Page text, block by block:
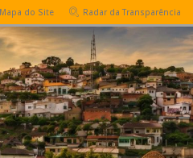
Mapa do Site Radar da Transparência